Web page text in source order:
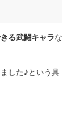
る武闘キャラな
した♪という具